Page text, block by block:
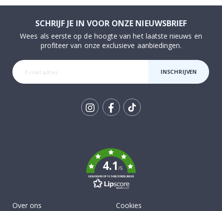
SCHRIJF JE IN VOOR ONZE NIEUWSBRIEF
Wees als eerste op de hoogte van het laatste nieuws en
profiteer van onze exclusieve aanbiedingen.
INSCHRIJVEN
4.1/5
GEBASEERD OP 1034 BEOORDELINGEN
Over ons
Cookies